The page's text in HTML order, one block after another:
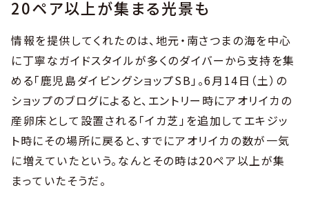
20ペア以上が集まる光景も
情報を提供してくれたのは、地元・南さつまの海を中心
に丁寧なガイドスタイルが多くのダイバーから支持を集
める「鹿児島ダイビングショップSB」。6月14日（土）の
ショップのブログによると、エントリー時にアオリイカの
産卵床として設置される「イカ芝」を追加してエキジッ
ト時にその場所に戻ると、すでにアオリイカの数が一気
に増えていたという。なんとその時は20ペア以上が集
まっていたそうだ。